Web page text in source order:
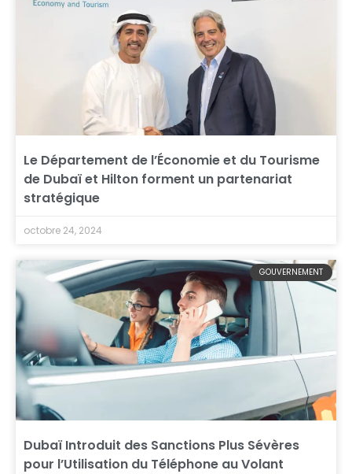
Le Département de l’Économie et du Tourisme
de Dubaï et Hilton forment un partenariat
stratégique
octobre 24, 2024
GOUVERNEMENT
Dubaï Introduit des Sanctions Plus Sévères
pour l’Utilisation du Téléphone au Volant